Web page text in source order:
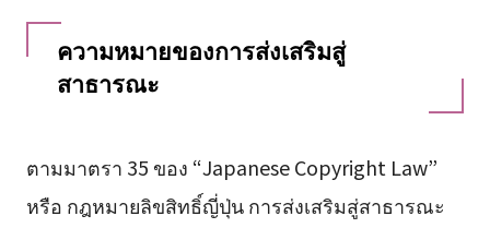
ความหมายของการส่งเสริมสู่
สาธารณะ
ตามมาตรา 35 ของ “Japanese Copyright Law”
หรือ กฎหมายลิขสิทธิ์ญี่ปุ่น การส่งเสริมสู่สาธารณะ